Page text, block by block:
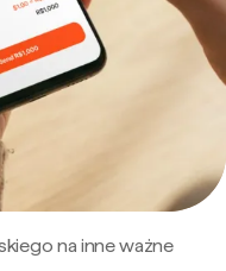
na inne ważne